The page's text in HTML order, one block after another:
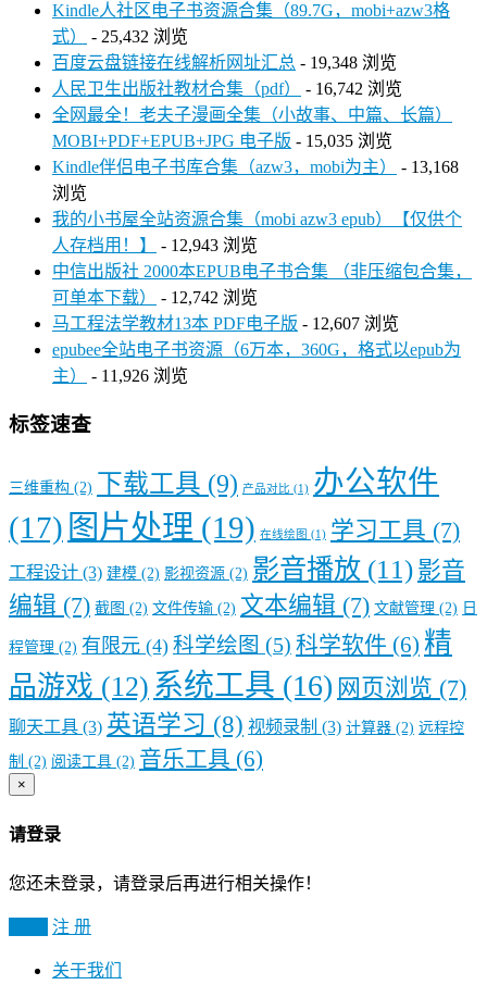
Kindle人社区电子书资源合集（89.7G，mobi+azw3格
式）
- 25,432 浏览
百度云盘链接在线解析网址汇总 - 19,348 浏览
人民卫生出版社教材合集（pdf）
- 16,742 浏览
全网最全！老夫子漫画全集（小故事、中篇、长篇）
MOBI+PDF+EPUB+JPG 电子版 - 15,035 浏览
Kindle伴侣电子书库合集（azw3，mobi为主）
- 13,168
浏览
我的小书屋全站资源合集（mobi azw3 epub）【仅供个
人存档用！】
- 12,943 浏览
中信出版社 2000本EPUB电子书合集 （非压缩包合集，
可单本下载）
- 12,742 浏览
马工程法学教材13本 PDF电子版 - 12,607 浏览
epubee全站电子书资源（6万本，360G，格式以epub为
主）
- 11,926 浏览
标签速查
三维重构 (2) 下载工具 (9) 产品对比 (1) 办公软件
(17) 图片处理 (19) 在线绘图 (1) 学习工具 (7)
工程设计 (3) 建模 (2) 影视资源 (2) 影音播放 (11) 影音
编辑 (7) 截图 (2) 文件传输 (2) 文本编辑 (7) 文献管理 (2) 日
程管理 (2) 有限元 (4) 科学绘图 (5) 科学软件 (6) 精
品游戏 (12) 系统工具 (16) 网页浏览 (7)
聊天工具 (3) 英语学习 (8) 视频录制 (3) 计算器 (2) 远程控
制 (2) 阅读工具 (2) 音乐工具 (6)
×
请登录
您还未登录，请登录后再进行相关操作！
注 册
关于我们